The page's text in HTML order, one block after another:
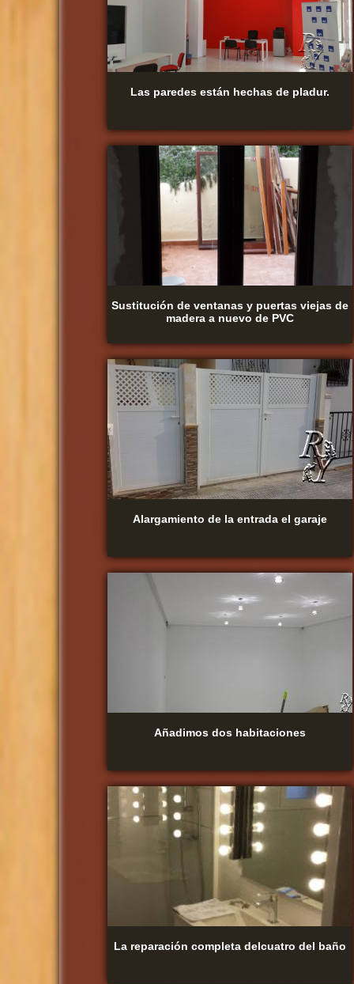
Las paredes están hechas de pladur.
Sustitución de ventanas y puertas viejas de
madera a nuevo de PVC
Alargamiento de la entrada el garaje
Añadimos dos habitaciones
La reparación completa delcuatro del baño